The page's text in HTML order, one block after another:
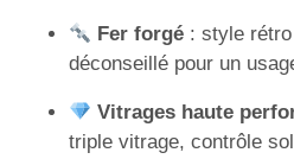
Fer forgé : style
déconseillé pour un
Vitrages haute
triple vitrage, contrôle